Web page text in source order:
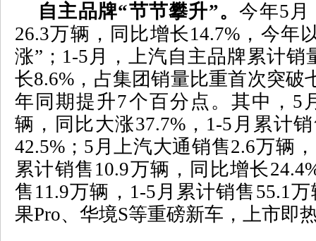
自主品牌“节节攀升”。今年5
26.3万辆，同比增长14.7% ，今年
涨”； 1-5 月，上汽自主品牌累计销
长8.6% ，占集团销量比重首次突破
年同期提升7个百分点。其中， 5
辆，同比大涨37.7%， 1-5 月累计
42.5% ； 5 月上汽大通销售2.6万辆
累计销售 10.9万辆，同比增长
售 11.9万辆， 1-5 月累计销售 55.1万
果Pro、华境S等重磅新车，上市即